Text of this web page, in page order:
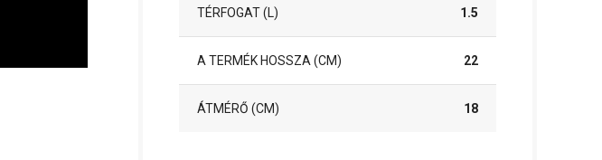
TÉRFOGAT (L) 1.5
A TERMÉK HOSSZA (CM) 22
ÁTMÉRŐ (CM) 18